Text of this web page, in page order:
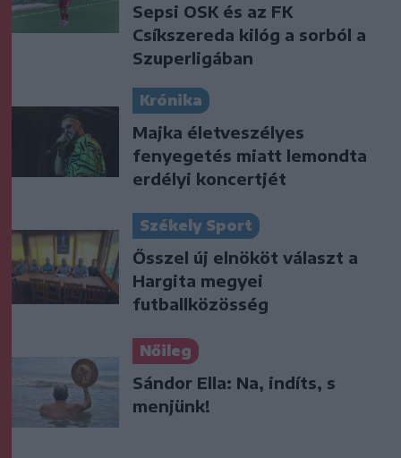
Sepsi OSK és az FK
Csíkszereda kilóg a sorból a
Szuperligában
Krónika
Majka életveszélyes
fenyegetés miatt lemondta
erdélyi koncertjét
Székely Sport
Ősszel új elnököt választ a
Hargita megyei
futballközösség
Nőileg
Sándor Ella: Na, indíts, s
menjünk!